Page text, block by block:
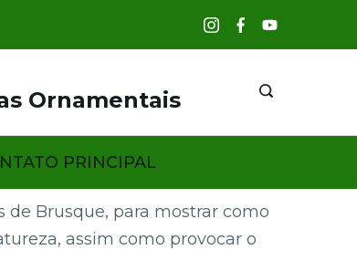
Ornamentais
PRINCIPAL
de Brusque, para mostrar como
assim como provocar o